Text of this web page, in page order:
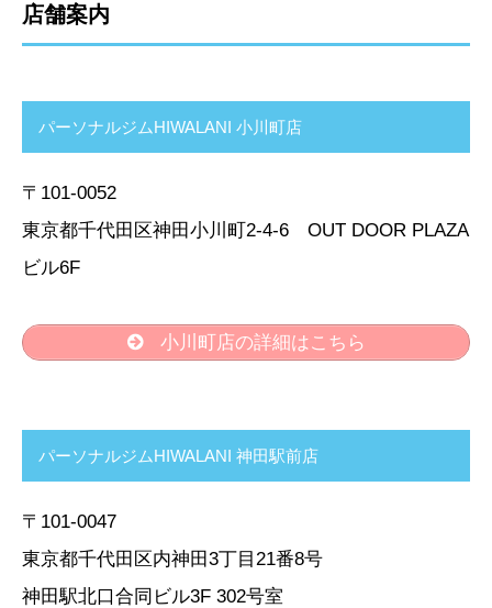
店舗案内
パーソナルジムHIWALANI 小川町店
〒101-0052
東京都千代田区神田小川町2-4-6 OUT DOOR PLAZA
ビル6F
小川町店の詳細はこちら
パーソナルジムHIWALANI 神田駅前店
〒101-0047
東京都千代田区内神田3丁目21番8号
神田駅北口合同ビル3F 302号室